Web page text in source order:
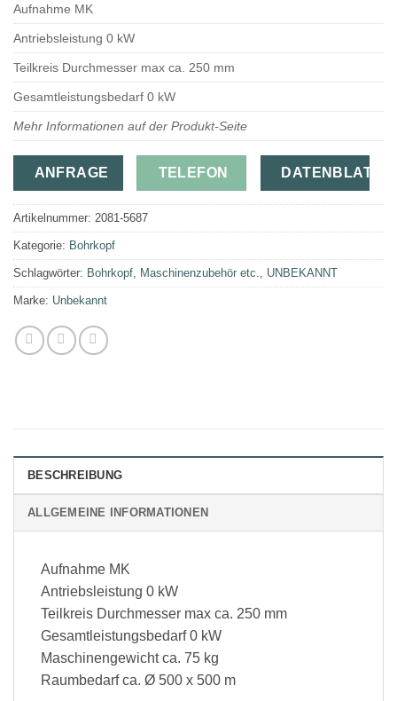
Aufnahme MK
Antriebsleistung 0 kW
Teilkreis Durchmesser max ca. 250 mm
Gesamtleistungsbedarf 0 kW
Mehr Informationen auf der Produkt-Seite
ANFRAGE TELEFON DATENBLATT
Artikelnummer: 2081-5687
Kategorie: Bohrkopf
Schlagwörter: Bohrkopf, Maschinenzubehör etc., UNBEKANNT
Marke: Unbekannt
BESCHREIBUNG
ALLGEMEINE INFORMATIONEN
Aufnahme MK
Antriebsleistung 0 kW
Teilkreis Durchmesser max ca. 250 mm
Gesamtleistungsbedarf 0 kW
Maschinengewicht ca. 75 kg
Raumbedarf ca. Ø 500 x 500 m